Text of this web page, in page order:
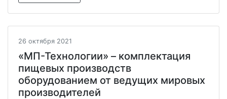
26 октября 2021
«МП-Технологии» – комплектация
пищевых производств
оборудованием от ведущих мировых
производителей